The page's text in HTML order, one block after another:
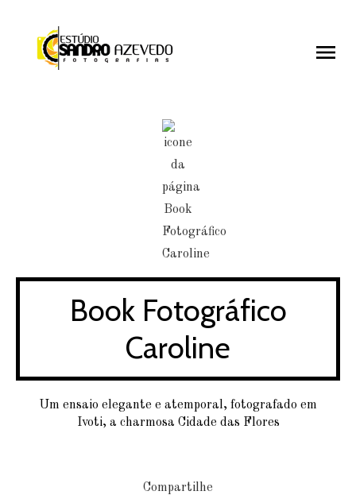
menu
Book Fotográfico
Caroline
Um ensaio elegante e atemporal, fotografado em
Ivoti, a charmosa Cidade das Flores
Compartilhe